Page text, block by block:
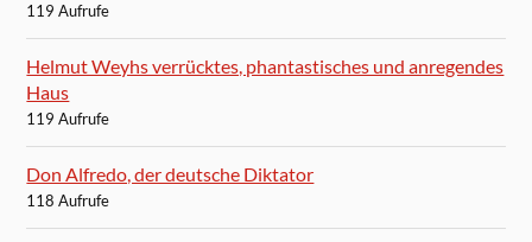
119 Aufrufe
Helmut Weyhs verrücktes, phantastisches und anregendes
Haus
119 Aufrufe
Don Alfredo, der deutsche Diktator
118 Aufrufe